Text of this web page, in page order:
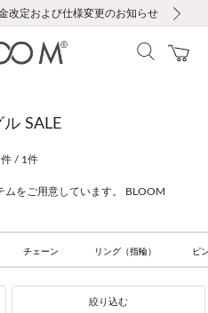
サービスのご案内
伴う集配への影響について
改定および仕様変更のお知らせ
業についてのご案内
料｜最短24時間以内に発送
ポイントプレゼント！
円クーポンプレゼント
で100ポイントプレゼント
サービスのご案内
伴う集配への影響について
SALE
件 / 1件
ムをご用意しています。 BLOOM
チェーン リング（指輪） ピ
絞り込む